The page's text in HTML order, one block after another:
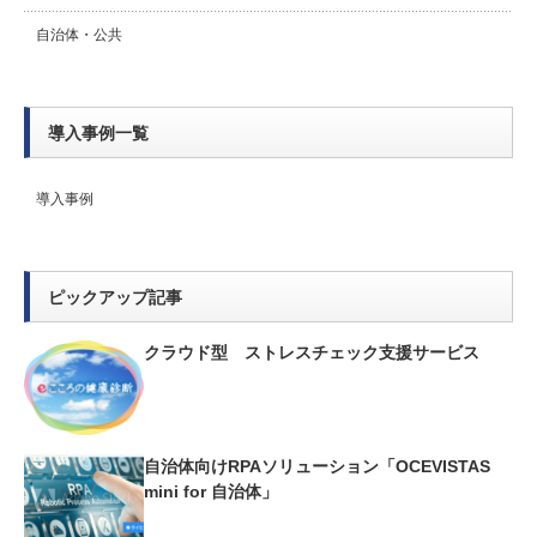
自治体・公共
導入事例一覧
導入事例
ピックアップ記事
クラウド型 ストレスチェック支援サービス
自治体向けRPAソリューション「OCEVISTAS
mini for 自治体」